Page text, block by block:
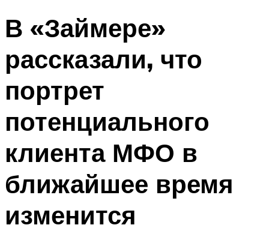
В «Займере»
рассказали, что
портрет
потенциального
клиента МФО в
ближайшее время
изменится